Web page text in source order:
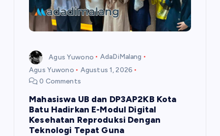
Agus Yuwono
AdaDiMalang
Agus Yuwono
Agustus 1, 2026
0 Comments
Mahasiswa UB dan DP3AP2KB Kota
Batu Hadirkan E-Modul Digital
Kesehatan Reproduksi Dengan
Teknologi Tepat Guna